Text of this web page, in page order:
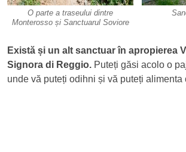
O parte a traseului dintre
Monterosso și Sanctuarul Soviore
Există și un alt sanctuar în apropierea
Signora di Reggio. Puteți găsi acolo o
unde vă puteți odihni și vă puteți alimenta